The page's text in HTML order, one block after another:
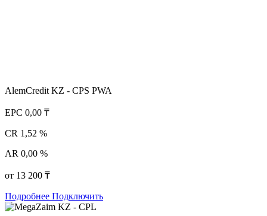
AlemCredit KZ - CPS PWA
EPC 0,00 ₸
CR 1,52 %
AR 0,00 %
от 13 200 ₸
Подробнее Подключить